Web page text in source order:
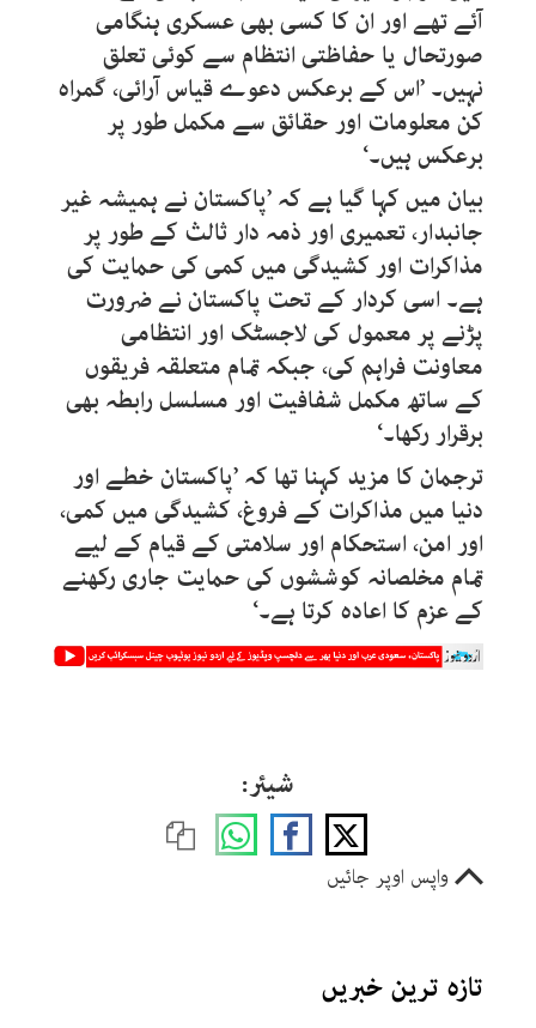
آئے تھے اور ان کا کسی بھی عسکری ہنگامی
صورتحال یا حفاظتی انتظام سے کوئی تعلق
نہیں۔ ’اس کے برعکس دعوے قیاس آرائی، گمراہ
کن معلومات اور حقائق سے مکمل طور پر
برعکس ہیں۔‘
بیان میں کہا گیا ہے کہ ’پاکستان نے ہمیشہ غیر
جانبدار، تعمیری اور ذمہ دار ثالث کے طور پر
مذاکرات اور کشیدگی میں کمی کی حمایت کی
ہے۔ اسی کردار کے تحت پاکستان نے ضرورت
پڑنے پر معمول کی لاجسٹک اور انتظامی
معاونت فراہم کی، جبکہ تمام متعلقہ فریقوں
کے ساتھ مکمل شفافیت اور مسلسل رابطہ بھی
برقرار رکھا۔‘
ترجمان کا مزید کہنا تھا کہ ’پاکستان خطے اور
دنیا میں مذاکرات کے فروغ، کشیدگی میں کمی،
اور امن، استحکام اور سلامتی کے قیام کے لیے
تمام مخلصانہ کوششوں کی حمایت جاری رکھنے
کے عزم کا اعادہ کرتا ہے۔‘
شیئر:
واپس اوپر جائیں
تازہ ترین خبریں